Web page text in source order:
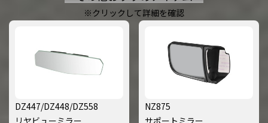
※クリックして詳細を確認
DZ447/DZ448/DZ558
NZ875